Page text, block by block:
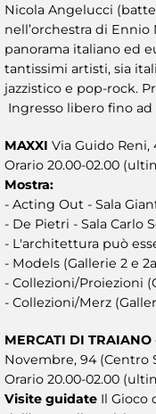
Nicola Angelucci
nell’orchestra di
panorama italiano ed
tantissimi artisti, sia
jazzistico e pop-rock.
Ingresso libero fino
MAXXI Via Guido Reni,
Orario 20.00-02.00
Mostra:
- Acting Out - Sala
- De Pietri - Sala Carlo
- L'architettura può
- Models (Gallerie 2 e
- Collezioni/Proiezioni
- Collezioni/Merz
MERCATI DI
Novembre, 94 (Centro
Orario 20.00-02.00
Visite guidate Il Gioco